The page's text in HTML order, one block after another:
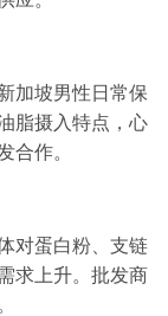
加坡男性日常保
脂摄入特点，心
合作。
对蛋白粉、支链
求上升。批发商